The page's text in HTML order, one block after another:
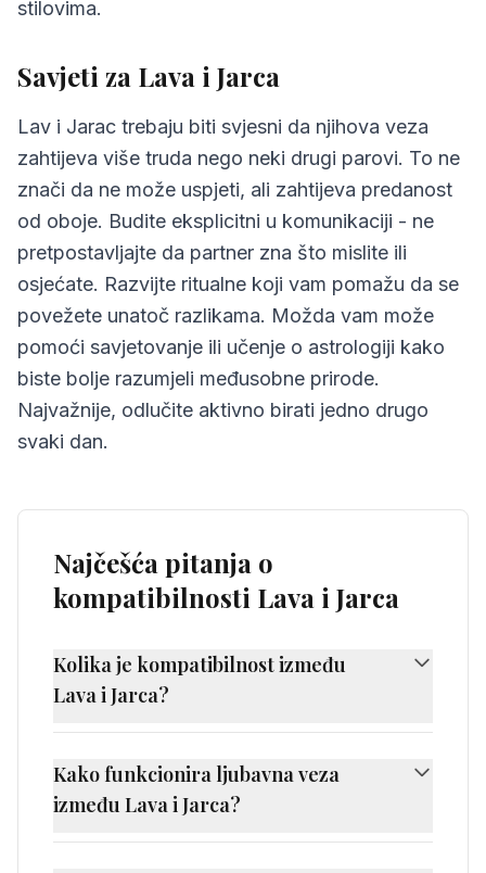
stilovima.
Savjeti za Lava i Jarca
Lav i Jarac trebaju biti svjesni da njihova veza
zahtijeva više truda nego neki drugi parovi. To ne
znači da ne može uspjeti, ali zahtijeva predanost
od oboje. Budite eksplicitni u komunikaciji - ne
pretpostavljajte da partner zna što mislite ili
osjećate. Razvijte ritualne koji vam pomažu da se
povežete unatoč razlikama. Možda vam može
pomoći savjetovanje ili učenje o astrologiji kako
biste bolje razumjeli međusobne prirode.
Najvažnije, odlučite aktivno birati jedno drugo
svaki dan.
Najčešća pitanja o
kompatibilnosti Lava i Jarca
Kolika je kompatibilnost između
Lava i Jarca?
Kompatibilnost između Lava i Jarca iznosi
50%, što se smatra izazovnom
kompatibilnošću. Lav i Jarac imaju različite
prirode koje mogu predstavljati izazov.
Kako funkcionira ljubavna veza
između Lava i Jarca?
Ljubavna veza između Lava i Jarca može biti